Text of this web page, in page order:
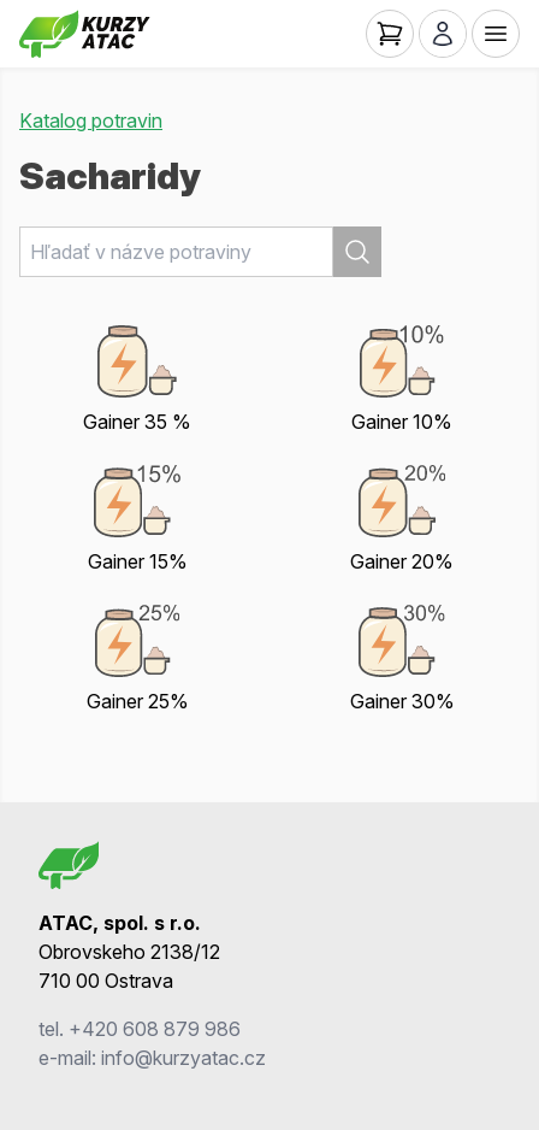
Katalog potravin
Sacharidy
Gainer 35 % Gainer 10%
Gainer 15% Gainer 20%
Gainer 25% Gainer 30%
ATAC, spol. s r.o.
Obrovskeho 2138/12
710 00 Ostrava
tel. +420 608 879 986
e-mail: info@kurzyatac.cz